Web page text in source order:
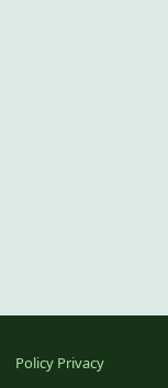
Policy Privacy